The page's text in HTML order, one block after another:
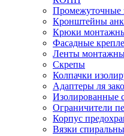
Кронштейны
Крюки
Фасадные
Ленты
Скрепы
Колпачки
Адаптеры ля
Изолированные
Ограничители
Корпус
Вязки